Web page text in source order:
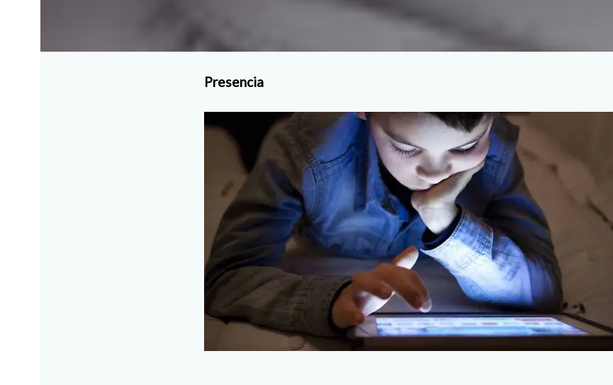
Presencia